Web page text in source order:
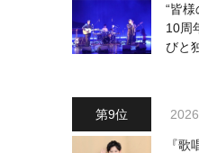
“皆
10周
びと
『